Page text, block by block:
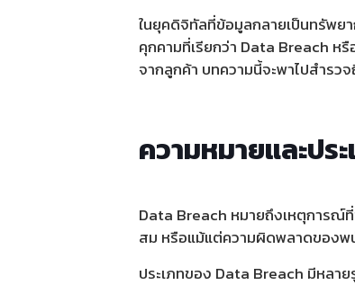
ในยุคดิจิทัลที่ข้อมูลกลายเป็นทรัพ
คุกคามที่เรียกว่า Data Breach ห
จากลูกค้า บทความนี้จะพาไปสำรว
ความหมายและปร
Data Breach หมายถึงเหตุการณ์
สม หรือแม้แต่ความผิดพลาดของพ
ประเภทของ Data Breach มีหลา